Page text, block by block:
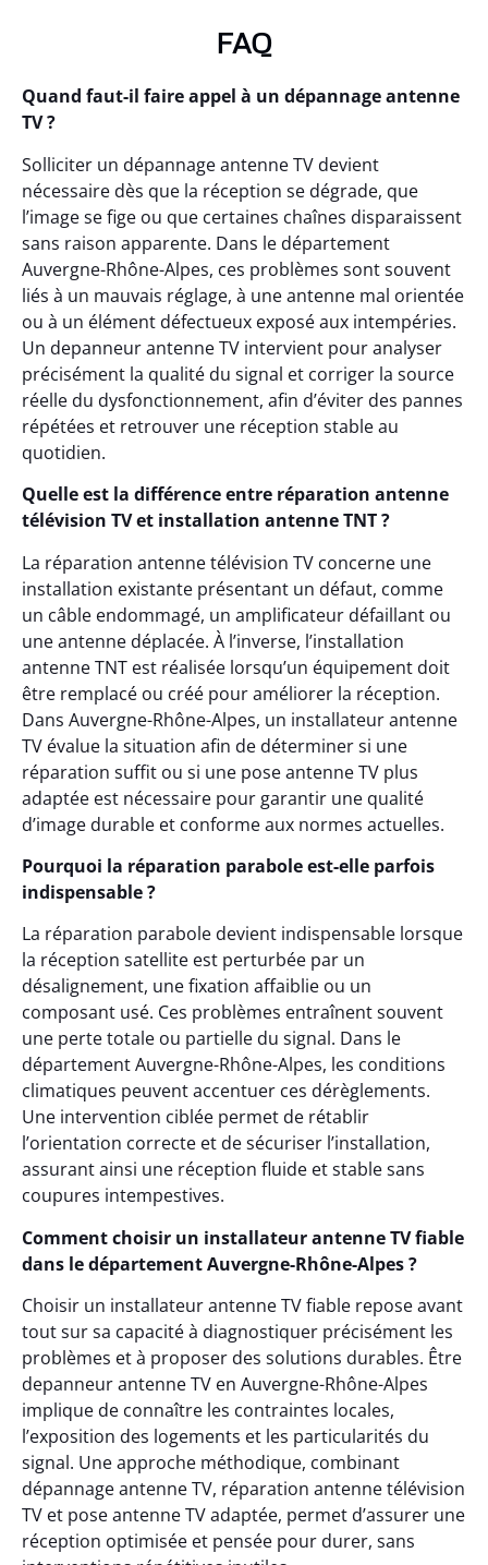
FAQ
Quand faut-il faire appel à un dépannage antenne
TV ?
Solliciter un dépannage antenne TV devient
nécessaire dès que la réception se dégrade, que
l’image se fige ou que certaines chaînes disparaissent
sans raison apparente. Dans le département
Auvergne-Rhône-Alpes, ces problèmes sont souvent
liés à un mauvais réglage, à une antenne mal orientée
ou à un élément défectueux exposé aux intempéries.
Un depanneur antenne TV intervient pour analyser
précisément la qualité du signal et corriger la source
réelle du dysfonctionnement, afin d’éviter des pannes
répétées et retrouver une réception stable au
quotidien.
Quelle est la différence entre réparation antenne
télévision TV et installation antenne TNT ?
La réparation antenne télévision TV concerne une
installation existante présentant un défaut, comme
un câble endommagé, un amplificateur défaillant ou
une antenne déplacée. À l’inverse, l’installation
antenne TNT est réalisée lorsqu’un équipement doit
être remplacé ou créé pour améliorer la réception.
Dans Auvergne-Rhône-Alpes, un installateur antenne
TV évalue la situation afin de déterminer si une
réparation suffit ou si une pose antenne TV plus
adaptée est nécessaire pour garantir une qualité
d’image durable et conforme aux normes actuelles.
Pourquoi la réparation parabole est-elle parfois
indispensable ?
La réparation parabole devient indispensable lorsque
la réception satellite est perturbée par un
désalignement, une fixation affaiblie ou un
composant usé. Ces problèmes entraînent souvent
une perte totale ou partielle du signal. Dans le
département Auvergne-Rhône-Alpes, les conditions
climatiques peuvent accentuer ces dérèglements.
Une intervention ciblée permet de rétablir
l’orientation correcte et de sécuriser l’installation,
assurant ainsi une réception fluide et stable sans
coupures intempestives.
Comment choisir un installateur antenne TV fiable
dans le département Auvergne-Rhône-Alpes ?
Choisir un installateur antenne TV fiable repose avant
tout sur sa capacité à diagnostiquer précisément les
problèmes et à proposer des solutions durables. Être
depanneur antenne TV en Auvergne-Rhône-Alpes
implique de connaître les contraintes locales,
l’exposition des logements et les particularités du
signal. Une approche méthodique, combinant
dépannage antenne TV, réparation antenne télévision
TV et pose antenne TV adaptée, permet d’assurer une
réception optimisée et pensée pour durer, sans